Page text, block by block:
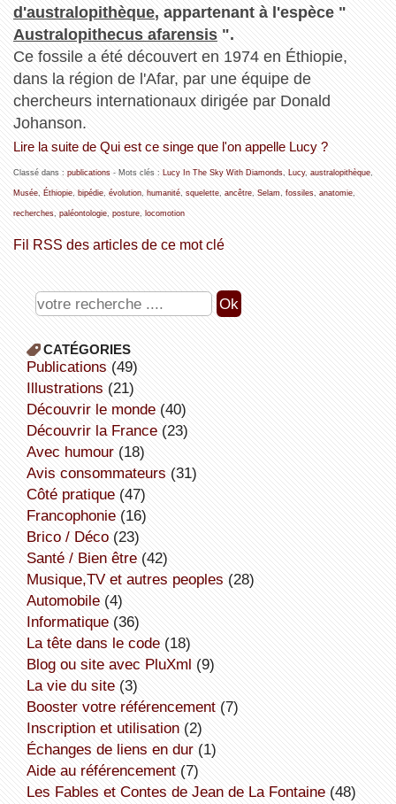
d'australopithèque, appartenant à l'espèce "
Australopithecus afarensis".
Ce fossile a été découvert en 1974 en Éthiopie,
dans la région de l'Afar, par une équipe de
chercheurs internationaux dirigée par Donald
Johanson.
Lire la suite de Qui est ce singe que l'on appelle Lucy ?
Classé dans : publications- Mots clés : Lucy In The Sky With Diamonds, Lucy, australopithèque,
Musée, Éthiopie, bipédie, évolution, humanité, squelette, ancêtre, Selam fossiles, anatomie,
recherches, paléontologie, posture, locomotion
Fil RSS des articles de ce mot clé
CATÉGORIES
publications (49)
illustrations (21)
découvrir le monde(40)
découvrir la France(23)
avec humour(18)
avis consommateurs (31)
côté pratique(47)
Francophonie(16)
Brico / Déco(23)
Santé / Bien être(42)
Musique,TV et autres peoples (28)
Automobile(4)
informatique(36)
la tête dans le code(18)
Blog ou site avec PluXml (9)
la vie du site(3)
booster votre référencement(7)
inscription et utilisation(2)
échanges de liens en dur(1)
aide au référencement(7)
Les Fables et Contes de Jean de La Fontaine(48)